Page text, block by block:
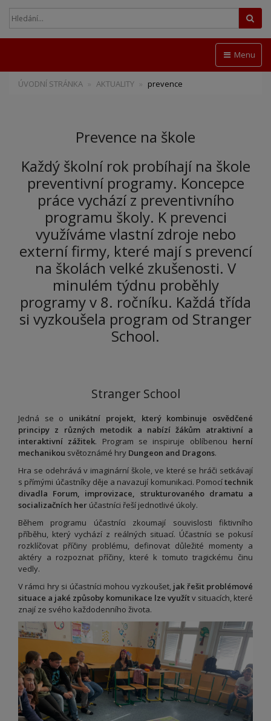
Menu
ÚVODNÍ STRÁNKA AKTUALITY prevence
Prevence na škole
Každý školní rok probíhají na škole
preventivní programy. Koncepce
práce vychází z preventivního
programu školy. K prevenci
využíváme vlastní zdroje nebo
externí firmy, které mají s prevencí
na školách velké zkušenosti. V
minulém týdnu proběhly
programy v 8. ročníku. Každá třída
si vyzkoušela program od Stranger
School.
Stranger School
Jedná se o unikátní projekt, který kombinuje osvědčené
principy z různých metodik a nabízí žákům atraktivní a
interaktivní zážitek. Program se inspiruje oblíbenou herní
mechanikou světoznámé hry Dungeon and Dragons.
Hra se odehrává v imaginární škole, ve které se hráči setkávají
s přímými účastníky děje a navazují komunikaci. Pomocítechnik
divadla Forum, improvizace, strukturovaného dramatu a
socializačních her účastníci řeší jednotlivé úkoly.
Během programu účastníci zkoumají souvislosti fiktivního
příběhu, který vychází z reálných situací. Účastníci se pokusí
rozklíčovat příčiny problému, definovat důležité momenty a
aktéry a rozpoznat příčiny, které k tomuto tragickému činu
vedly.
V rámci hry si účastníci mohou vyzkoušet, jak řešit problémové
situace a jaké způsoby komunikace lze využítv situacích, které
znají ze svého každodenního života.